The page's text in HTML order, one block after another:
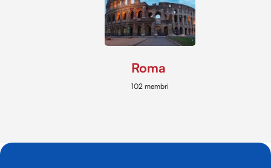
Roma
102 membri